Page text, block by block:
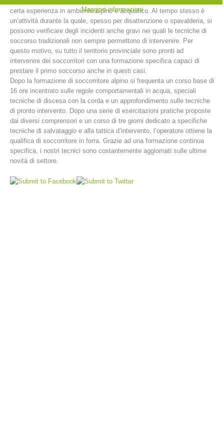
Stazioni del soccorso alpino
certa esperienza in ambiente alpino e acquatico. Al tempo stesso è
un’attività durante la quale, spesso per disattenzione o spavalderia, si
possono verificare degli incidenti anche gravi nei quali le tecniche di
soccorso tradizionali non sempre permettono di intervenire. Per
questo motivo, su tutto il territorio provinciale sono pronti ad
intervenire dei soccorritori con una formazione specifica capaci di
prestare il primo soccorso anche in questi casi.
Dopo la formazione di soccorritore alpino si frequenta un corso base di
16 ore incentrato sulle regole comportamentali in acqua, speciali
tecniche di discesa con la corda e un approfondimento sulle tecniche
di pronto intervento. Dopo una serie di esercitazioni pratiche proposte
dai diversi comprensori e un corso di tre giorni dedicato a specifiche
tecniche di salvataggio e alla tattica d’intervento, l’operatore ottiene la
qualifica di soccorritore in forra. Grazie ad una formazione continua
specifica, i nostri tecnici sono costantemente aggiornati sulle ultime
novità di settore.
Maggiori informazioni